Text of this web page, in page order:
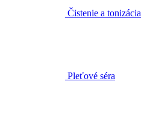
Čistenie a tonizácia
Pleťové séra